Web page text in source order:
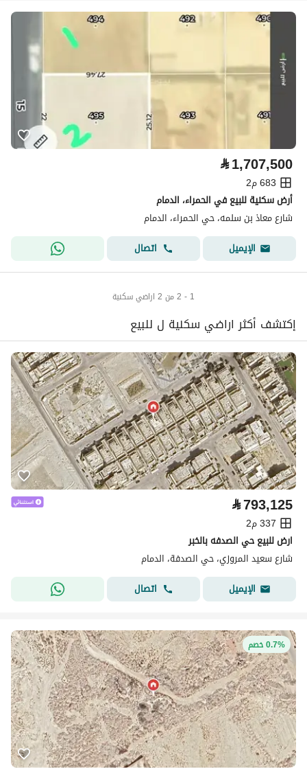
⃁1,707,500
683 م2
أرض سكنية للبيع في الحمراء، الدمام
شارع معاذ بن سلمه، حي الحمراء، الدمام
الإيميل
اتصال
1 - 2 من 2 اراضي سكنية
إكتشف أكثر اراضي سكنية ل للبيع
⃁793,125
337 م2
ارض للبيع حي الصدفه بالخبر
شارع سعيد المروزي، حي الصدفة، الدمام
الإيميل
اتصال
0.7% خصم